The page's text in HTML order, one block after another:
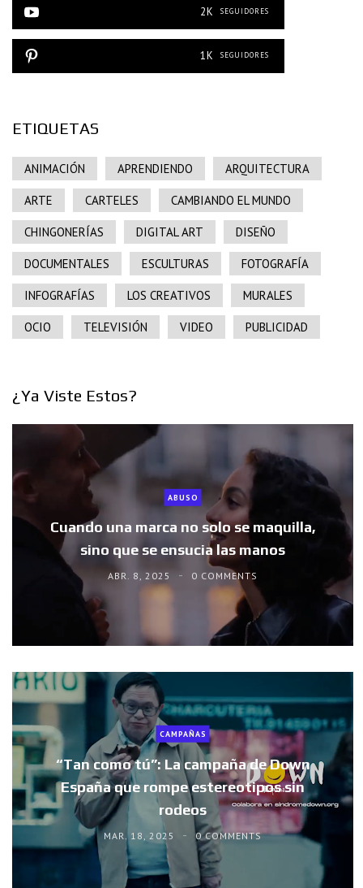
2K SEGUIDORES
1K SEGUIDORES
ETIQUETAS
ANIMACIÓN APRENDIENDO ARQUITECTURA
ARTE CARTELES CAMBIANDO EL MUNDO
CHINGONERÍAS DIGITAL ART DISEÑO
DOCUMENTALES ESCULTURAS FOTOGRAFÍA
INFOGRAFÍAS LOS CREATIVOS MURALES
OCIO TELEVISIÓN VIDEO PUBLICIDAD
¿Ya Viste Estos?
ABUSO
Cuando una marca no solo se maquilla,
sino que se ensucia las manos
ABR. 8, 2025 0 COMMENTS
CAMPAÑAS
“Tan como tú”: La campaña de Down
España que rompe estereotipos sin
rodeos
MAR. 18, 2025 0 COMMENTS